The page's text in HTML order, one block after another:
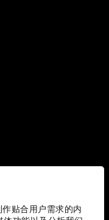
贴合用户需求的内